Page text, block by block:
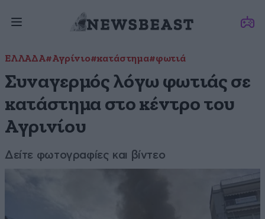
ΕΛΛΑΔΑ#Αγρίνιο#κατάστημα#φωτιά
Συναγερμός λόγω φωτιάς σε
κατάστημα στο κέντρο του
Αγρινίου
Δείτε φωτογραφίες και βίντεο